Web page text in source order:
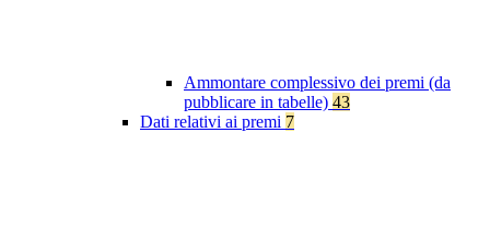
Ammontare complessivo dei premi (da
pubblicare in tabelle) 43
Dati relativi ai premi 7